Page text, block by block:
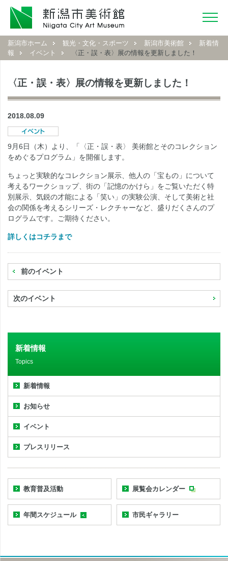
新潟市ホーム 観光・文化・スポーツ 新潟市美術館
新着情
報
イベント 〈正・誤・表〉展の情報を更新しました！
〈正・誤・表〉展の情報を更新しました！
2018.08.09
9月6日（木）より、「〈正・誤・表〉 美術館とそのコレクション
をめぐるプログラム」を開催します。
ちょっと実験的なコレクション展示、他人の「宝もの」について
考えるワークショップ、街の「記憶のかけら」をご覧いただく特
別展示、気鋭の才能による「笑い」の実験公演、そして美術と社
会の関係を考えるシリーズ・レクチャーなど、盛りだくさんのプ
ログラムです。ご期待ください。
詳しくはコチラまで
前のイベント
次のイベント
新着情報
Topics
新着情報
お知らせ
イベント
プレスリリース
教育普及活動 展覧会カレンダー
年間スケジュール 市民ギャラリー